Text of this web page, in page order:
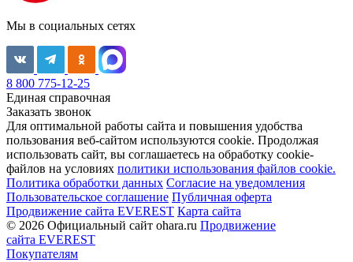
Мы в социальных сетях
8 800 775-12-25
Единая справочная
Заказать звонок
Для оптимальной работы сайта и повышения удобства
пользования веб-сайтом используются cookie. Продолжая
использовать сайт, вы соглашаетесь на обработку cookie-
файлов на условиях политики использования файлов cookie.
Политика обработки данных Согласие на уведомления
Пользовательское соглашение Публичная оферта
Продвижение сайта EVEREST Карта сайта
© 2026 Официальный сайт ohara.ru Продвижение
сайта EVEREST
Покупателям